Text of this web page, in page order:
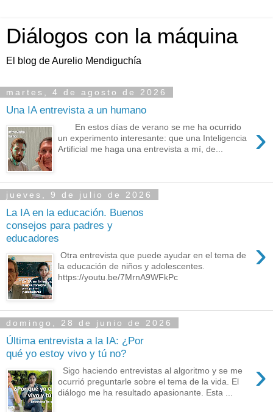
Diálogos con la máquina
El blog de Aurelio Mendiguchía
martes, 4 de agosto de 2026
Una IA entrevista a un humano
›
En estos días de verano se me ha ocurrido
un experimento interesante: que una Inteligencia
Artificial me haga una entrevista a mí, de...
jueves, 9 de julio de 2026
La IA en la educación. Buenos
consejos para padres y
educadores
›
Otra entrevista que puede ayudar en el tema de
la educación de niños y adolescentes.
https://youtu.be/7MrnA9WFkPc
domingo, 28 de junio de 2026
Última entrevista a la IA: ¿Por
qué yo estoy vivo y tú no?
›
Sigo haciendo entrevistas al algoritmo y se me
ocurrió preguntarle sobre el tema de la vida. El
diálogo me ha resultado apasionante. Esta ...